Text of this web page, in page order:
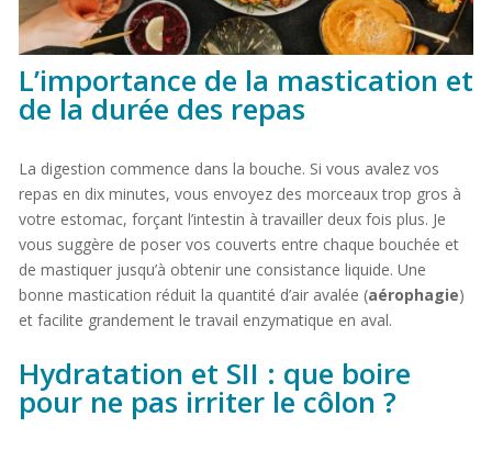
L’importance de la mastication et
de la durée des repas
La digestion commence dans la bouche. Si vous avalez vos
repas en dix minutes, vous envoyez des morceaux trop gros à
votre estomac, forçant l’intestin à travailler deux fois plus. Je
vous suggère de poser vos couverts entre chaque bouchée et
de mastiquer jusqu’à obtenir une consistance liquide. Une
bonne mastication réduit la quantité d’air avalée (aérophagie)
et facilite grandement le travail enzymatique en aval.
Hydratation et SII : que boire
pour ne pas irriter le côlon ?